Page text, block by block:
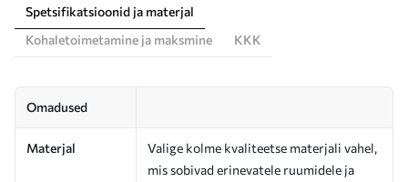
Spetsifikatsioonid ja materjal
Kohaletoimetamine ja maksmine
KKK
Omadused
Materjal
Valige kolme kvaliteetse materjali vahel,
mis sobivad erinevatele ruumidele ja